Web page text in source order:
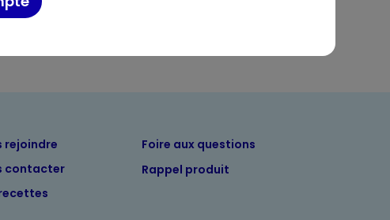
rejoindre
contacter
Foire aux questions
Rappel produit